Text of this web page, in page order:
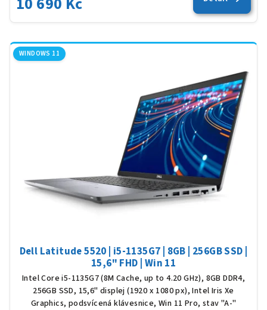
WINDOWS 11
Dell Latitude 5520 | i5-1135G7 | 8GB | 256GB SSD |
15,6" FHD | Win 11
Intel Core i5-1135G7 (8M Cache, up to 4.20 GHz), 8GB DDR4,
256GB SSD, 15,6" displej (1920 x 1080 px), Intel Iris Xe
Graphics, podsvícená klávesnice, Win 11 Pro, stav "A-"